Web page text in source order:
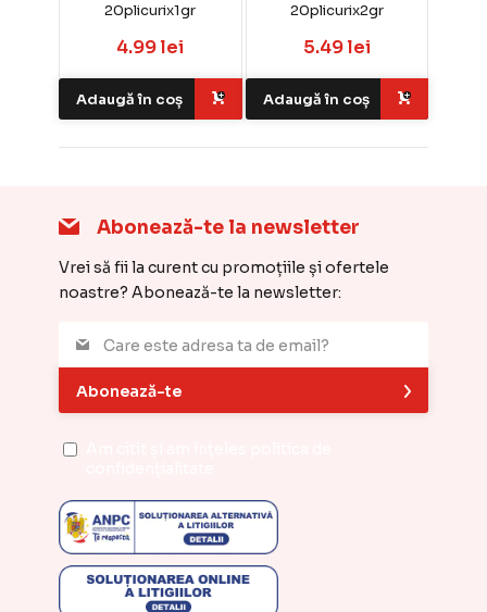
20plicurix1gr
4.99 lei
Adaugă în coș
20plicurix2gr
5.49 lei
Adaugă în coș
Abonează-te la newsletter
Vrei să fii la curent cu promoțiile și ofertele
noastre? Abonează-te la newsletter:
Abonează-te